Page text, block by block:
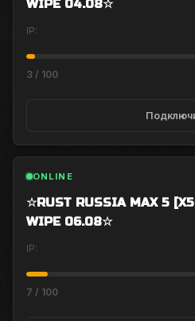
WIPE 04.08☆
IP:
3 / 100
ONLINE
☆RUST RUSSIA MAX 5
WIPE 06.08☆
IP:
7 / 100